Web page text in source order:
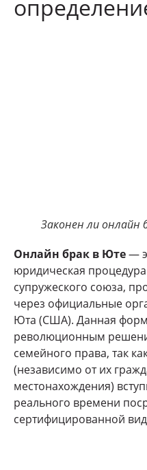
Законен ли
Онлайн брак в Юте—
юридическая
супружеского союза,
через официальные
Юта (США). Данная
революционным
семейного права, так
(независимо от их
местонахождения)
реального времени
сертифицированной